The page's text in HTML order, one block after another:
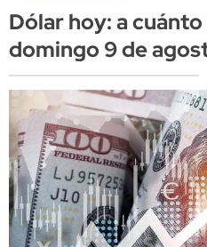
Dólar hoy: a
domingo 9 de